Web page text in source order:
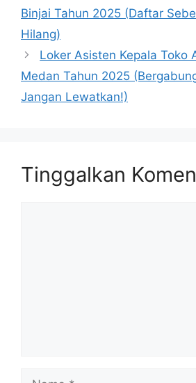
Binjai Tahun 2025 (Daftar
Hilang)
Loker Asisten Kepala Toko
Medan Tahun 2025
Jangan Lewatkan!)
Tinggalkan